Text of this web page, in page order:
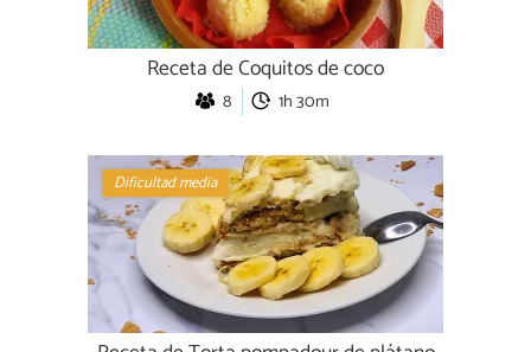
Receta de Coquitos de coco
8 1h 30m
Dificultad media